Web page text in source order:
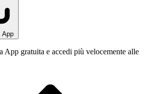
App
App gratuita e accedi più velocemente alle